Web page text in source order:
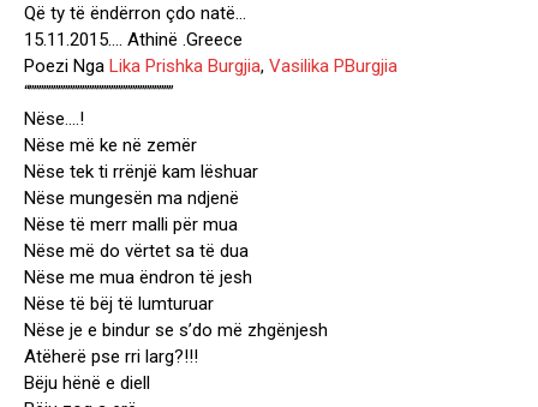
Që ty të ëndërron çdo natë…
15.11.2015…. Athinë .Greece
Poezi Nga Lika Prishka Burgjia, Vasilika PBurgjia
“””””””””””””””””””””””””””””””
Nëse….!
Nëse më ke në zemër
Nëse tek ti rrënjë kam lëshuar
Nëse mungesën ma ndjenë
Nëse të merr malli për mua
Nëse më do vërtet sa të dua
Nëse me mua ëndron të jesh
Nëse të bëj të lumturuar
Nëse je e bindur se s’do më zhgënjesh
Atëherë pse rri larg?!!!
Bëju hënë e diell